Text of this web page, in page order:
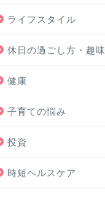
ライフスタイル
休日の過ごし方・趣味
健康
子育ての悩み
投資
時短ヘルスケア